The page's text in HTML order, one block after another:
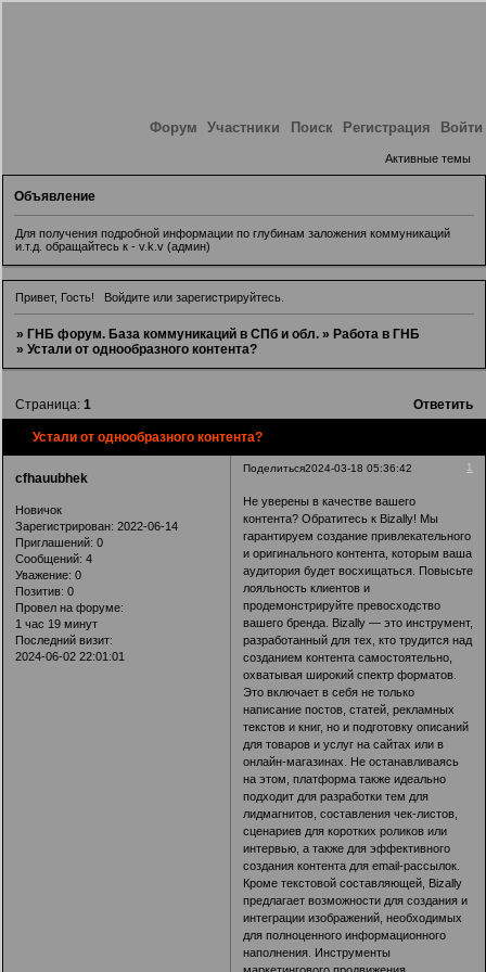
Форум Участники Поиск Регистрация Войти
Активные темы
Объявление
Для получения подробной информации по глубинам заложения коммуникаций
и.т.д. обращайтесь к - v.k.v (админ)
Привет, Гость! Войдитеили зарегистрируйтесь.
» ГНБ форум. База коммуникаций в СПб и обл. » Работа в ГНБ
»Устали от однообразного контента?
Устали от однообразного контента?
Страница:1 Ответить
Поделиться 1
2024-03-18 05:36:42
cfhauubhek
Новичок
Зарегистрирован: 2022-06-14
Приглашений: 0
Сообщений: 4
Уважение: 0
Позитив: 0
Провел на форуме:
1 час 19 минут
Последний визит:
2024-06-02 22:01:01
Не уверены в качестве вашего
контента? Обратитесь к Bizally! Мы
гарантируем создание привлекательного
и оригинального контента, которым ваша
аудитория будет восхищаться. Повысьте
лояльность клиентов и
продемонстрируйте превосходство
вашего бренда. Bizally — это инструмент,
разработанный для тех, кто трудится над
созданием контента самостоятельно,
охватывая широкий спектр форматов.
Это включает в себя не только
написание постов, статей, рекламных
текстов и книг, но и подготовку описаний
для товаров и услуг на сайтах или в
онлайн-магазинах. Не останавливаясь
на этом, платформа также идеально
подходит для разработки тем для
лидмагнитов, составления чек-листов,
сценариев для коротких роликов или
интервью, а также для эффективного
создания контента для email-рассылок.
Кроме текстовой составляющей, Bizally
предлагает возможности для создания и
интеграции изображений, необходимых
для полноценного информационного
наполнения. Инструменты
маркетингового продвижения,